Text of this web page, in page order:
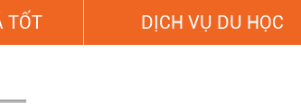
TỐT DỊCH VỤ DU HỌC